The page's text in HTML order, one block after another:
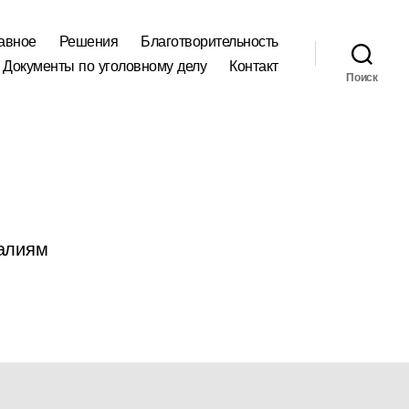
Решения
Благотворительность
Документы по уголовному делу
Контакт
Поиск